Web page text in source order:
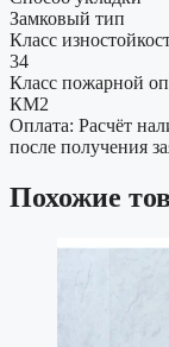
Замковый тип
Класс
34
Класс пожарной
КМ2
Оплата: Расчёт
после получения
Похожие